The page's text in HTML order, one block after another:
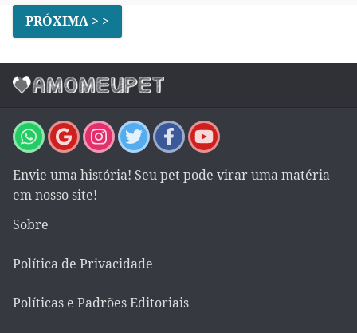
PRÓXIMA > >
Envie uma história! Seu pet pode virar uma matéria
em nosso site!
Sobre
Política de Privacidade
Políticas e Padrões Editoriais